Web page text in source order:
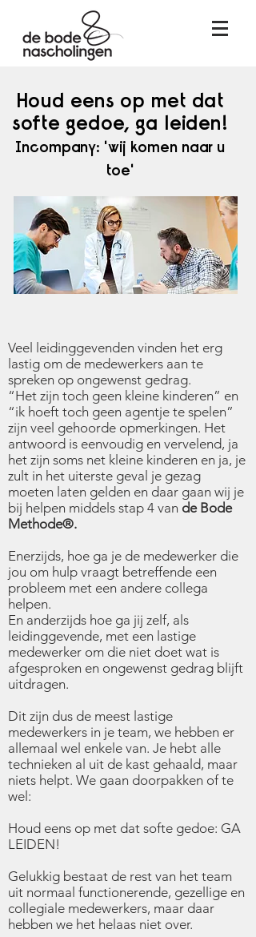
Houd eens op met dat
softe gedoe, ga leiden!
Incompany: 'wij komen naar u
toe'
Veel leidinggevenden vinden het erg
lastig om de medewerkers aan te
spreken op ongewenst gedrag.
“Het zijn toch geen kleine kinderen” en
“ik hoeft toch geen agentje te spelen”
zijn veel gehoorde opmerkingen. Het
antwoord is eenvoudig en vervelend, ja
het zijn soms net kleine kinderen en ja, je
zult in het uiterste geval je gezag
moeten laten gelden en daar gaan wij je
bij helpen middels stap 4 van de Bode
Methode®.
Enerzijds, hoe ga je de medewerker die
jou om hulp vraagt betreffende een
probleem met een andere collega
helpen.
En anderzijds hoe ga jij zelf, als
leidinggevende, met een lastige
medewerker om die niet doet wat is
afgesproken en ongewenst gedrag blijft
uitdragen.
Dit zijn dus de meest lastige
medewerkers in je team, we hebben er
allemaal wel enkele van. Je hebt alle
technieken al uit de kast gehaald, maar
niets helpt. We gaan doorpakken of te
wel:
Houd eens op met dat softe gedoe: GA
LEIDEN!
Gelukkig bestaat de rest van het team
uit normaal functionerende, gezellige en
collegiale medewerkers, maar daar
hebben we het helaas niet over.